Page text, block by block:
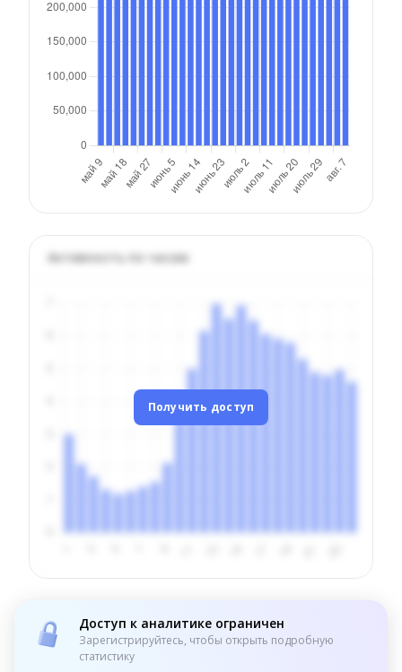
Активность по часам
Получить доступ
Доступ к аналитике ограничен
Зарегистрируйтесь, чтобы открыть подробную
статистику